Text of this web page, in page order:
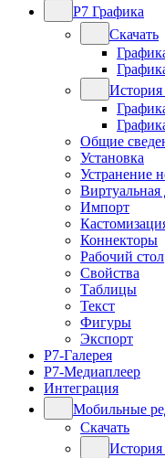
Р7 Графика
Скачать
Общие
Установка
Устранение
Виртуальная
Импорт
Коннекторы
Рабочий стол
Свойства
Таблицы
Текст
Фигуры
Экспорт
Р7-Галерея
Р7-Медиаплеер
Интеграция
Мобильные
Скачать